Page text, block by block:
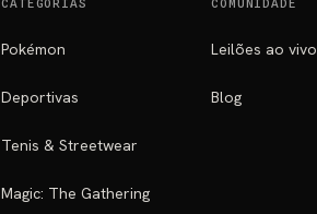
CATEGORIAS
Pokémon
Deportivas
Tenis & Streetwear
Magic: The Gathering
COMUNIDADE
Leilões ao vivo
Blog